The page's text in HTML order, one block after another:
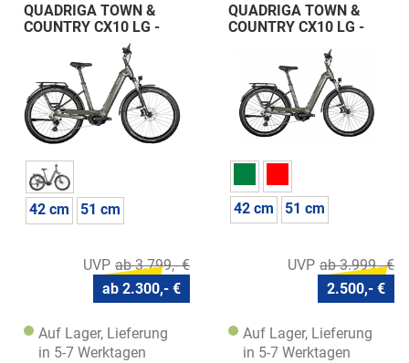
QUADRIGA TOWN &
COUNTRY CX10 LG -
42 cm 51 cm
ab 3.799,- €
ab 2.300,- €
Auf Lager, Lieferung
in 5-7 Werktagen
QUADRIGA TOWN &
COUNTRY CX10 LG -
42 cm 51 cm
ab 3.999,- €
2.500,- €
Auf Lager, Lieferung
in 5-7 Werktagen